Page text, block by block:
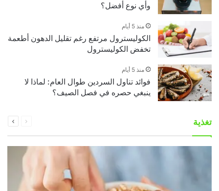
وأي نوع أفضل؟
منذ 5 أيام
الكوليسترول مرتفع رغم تقليل الدهون أطعمة
تخفض الكوليسترول
منذ 5 أيام
فوائد تناول السردين طوال العام: لماذا لا
ينبغي حصره في فصل الصيف؟
تغذية الصفحةالصفحة